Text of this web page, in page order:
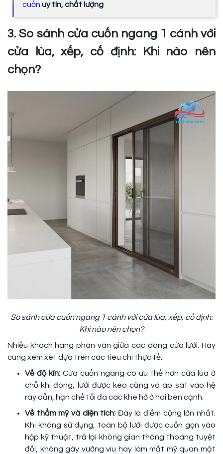
cuốn uy tín, chất lượng
3. So sánh cửa cuốn ngang 1 cánh với
cửa lùa, xếp, cố định: Khi nào nên
chọn?
So sánh cửa cuốn ngang 1 cánh với cửa lùa, xếp, cố định:
Khi nào nên chọn?
Nhiều khách hàng phân vân giữa các dòng cửa lưới. Hãy
cùng xem xét dựa trên các tiêu chí thực tế:
Về độ kín: Cửa cuốn ngang có ưu thế hơn cửa lùa ở
chỗ khi đóng, lưới được kéo căng và áp sát vào hệ
ray dẫn, hạn chế tối đa các khe hở ở hai bên cạnh.
Về thẩm mỹ và diện tích: Đây là điểm cộng lớn nhất.
Khi không sử dụng, toàn bộ lưới được cuốn gọn vào
hộp kỹ thuật, trả lại không gian thông thoáng tuyệt
đối, không gây vướng víu hay làm mất mỹ quan mặt